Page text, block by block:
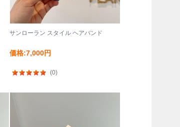
サンローラン スタイル ヘアバンド
価格:7,000円
(0)